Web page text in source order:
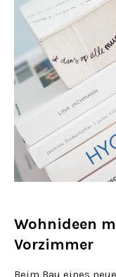
Wohnideen
Vorzimmer
Beim Bau eines